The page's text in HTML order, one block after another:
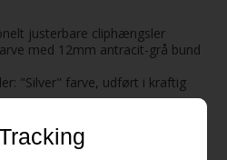
justerbare cliphængsler
med 12mm antracit-grå bund
"Silver" farve, udført i kraftig
antracit-grå bund for- og